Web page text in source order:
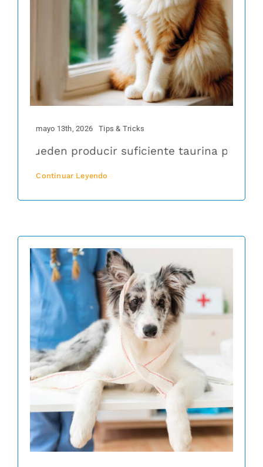
mayo 13th, 2026 Tips & Tricks
producir suficiente taurina por sí
Continuar Leyendo